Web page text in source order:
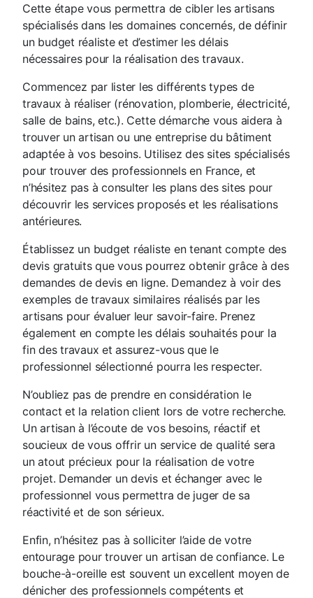
Cette étape vous permettra de cibler les artisans
spécialisés dans les domaines concernés, de définir
un budget réaliste et d’estimer les délais
nécessaires pour la réalisation des travaux.
Commencez par lister les différents types de
travaux à réaliser (rénovation, plomberie, électricité,
salle de bains, etc.). Cette démarche vous aidera à
trouver un artisan ou une entreprise du bâtiment
adaptée à vos besoins. Utilisez des sites spécialisés
pour trouver des professionnels en France, et
n’hésitez pas à consulter les plans des sites pour
découvrir les services proposés et les réalisations
antérieures.
Établissez un budget réaliste en tenant compte des
devis gratuits que vous pourrez obtenir grâce à des
demandes de devis en ligne. Demandez à voir des
exemples de travaux similaires réalisés par les
artisans pour évaluer leur savoir-faire. Prenez
également en compte les délais souhaités pour la
fin des travaux et assurez-vous que le
professionnel sélectionné pourra les respecter.
N’oubliez pas de prendre en considération le
contact et la relation client lors de votre recherche.
Un artisan à l’écoute de vos besoins, réactif et
soucieux de vous offrir un service de qualité sera
un atout précieux pour la réalisation de votre
projet. Demander un devis et échanger avec le
professionnel vous permettra de juger de sa
réactivité et de son sérieux.
Enfin, n’hésitez pas à solliciter l’aide de votre
entourage pour trouver un artisan de confiance. Le
bouche-à-oreille est souvent un excellent moyen de
dénicher des professionnels compétents et